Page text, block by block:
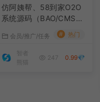
仿阿姨帮、58到家O2O
系统源码（BAO/CMS二
次开发+七牛云）
会员/推广/任务 # 热门
智者
熊猫
247 0.99💎